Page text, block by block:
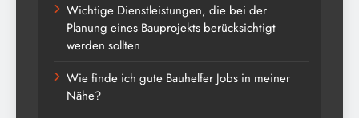
Wichtige Dienstleistungen, die bei der
Planung eines Bauprojekts berücksichtigt
werden sollten
Wie finde ich gute Bauhelfer Jobs in meiner
Nähe?